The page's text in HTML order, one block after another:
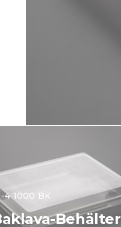
4 1000 BK
Behälter